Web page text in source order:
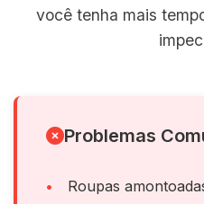
você tenha mais
Problemas
Roupas